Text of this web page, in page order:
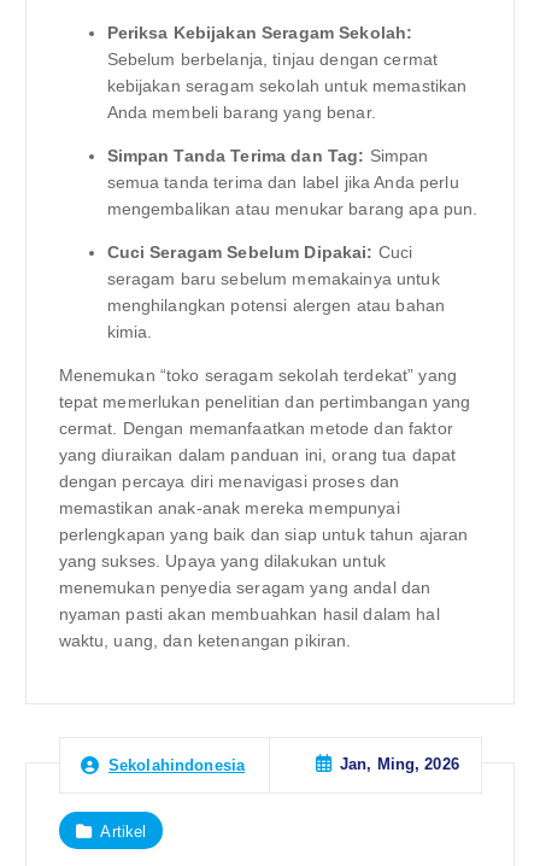
Periksa Kebijakan Seragam Sekolah:
Sebelum berbelanja, tinjau dengan cermat
kebijakan seragam sekolah untuk memastikan
Anda membeli barang yang benar.
Simpan Tanda Terima dan Tag: Simpan
semua tanda terima dan label jika Anda perlu
mengembalikan atau menukar barang apa pun.
Cuci Seragam Sebelum Dipakai: Cuci
seragam baru sebelum memakainya untuk
menghilangkan potensi alergen atau bahan
kimia.
Menemukan “toko seragam sekolah terdekat” yang
tepat memerlukan penelitian dan pertimbangan yang
cermat. Dengan memanfaatkan metode dan faktor
yang diuraikan dalam panduan ini, orang tua dapat
dengan percaya diri menavigasi proses dan
memastikan anak-anak mereka mempunyai
perlengkapan yang baik dan siap untuk tahun ajaran
yang sukses. Upaya yang dilakukan untuk
menemukan penyedia seragam yang andal dan
nyaman pasti akan membuahkan hasil dalam hal
waktu, uang, dan ketenangan pikiran.
Sekolahindonesia Jan, Ming, 2026
Artikel